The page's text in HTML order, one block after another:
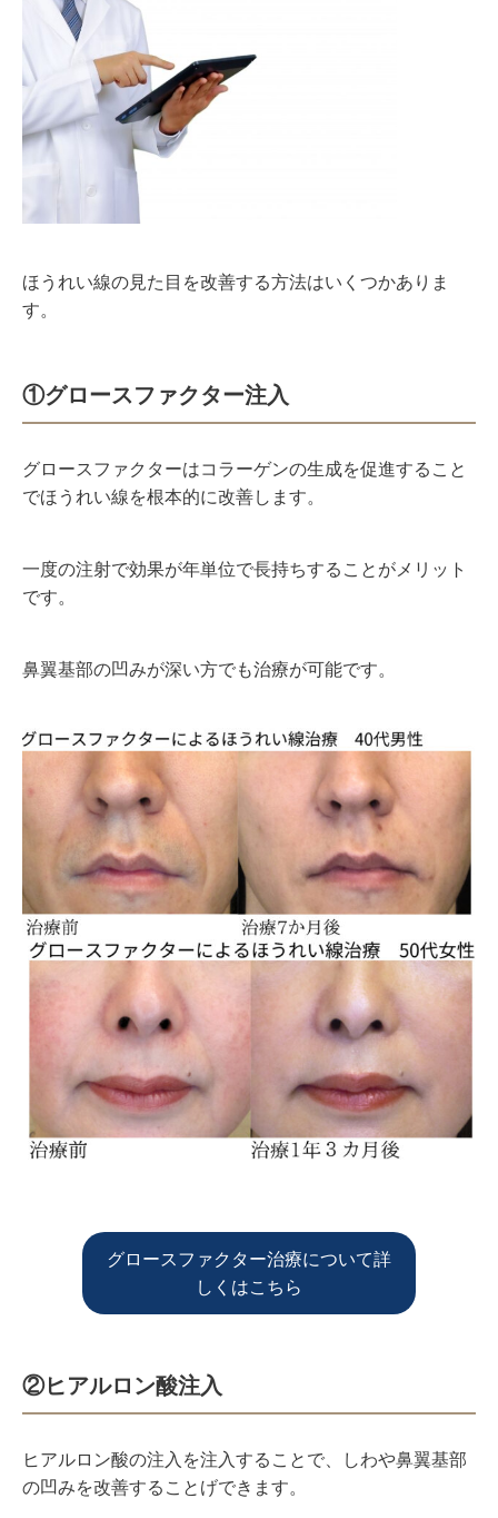
ほうれい線の見た目を改善する方法はいくつかありま
す。
①グロースファクター注入
グロースファクターはコラーゲンの生成を促進すること
でほうれい線を根本的に改善します。
一度の注射で効果が年単位で長持ちすることがメリット
です。
鼻翼基部の凹みが深い方でも治療が可能です。
グロースファクター治療について詳
しくはこちら
②ヒアルロン酸注入
ヒアルロン酸の注入を注入することで、しわや鼻翼基部
の凹みを改善することげできます。